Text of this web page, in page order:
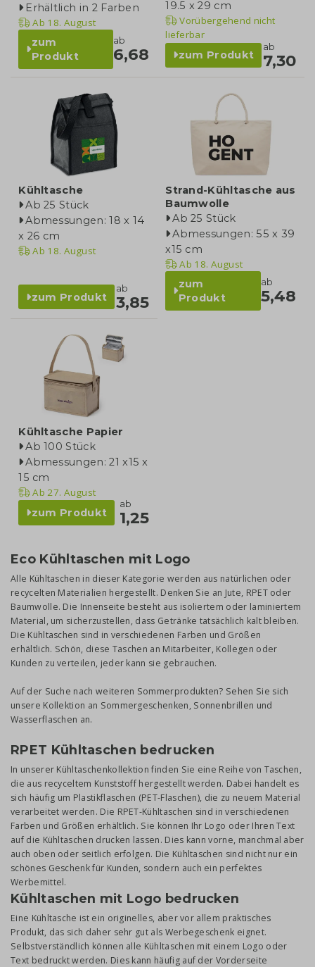
Erhältlich in 2 Farben
Ab 18. August
zum
Produkt
ab
6,68
19.5 x 29 cm
Vorübergehend nicht
lieferbar
zum Produkt
ab
7,30
Kühltasche
Ab 25 Stück
Abmessungen: 18 x 14
x 26 cm
Ab 18. August
zum Produkt
ab
3,85
Strand-Kühltasche aus
Baumwolle
Ab 25 Stück
Abmessungen: 55 x 39
x15 cm
Ab 18. August
zum
Produkt
ab
5,48
Kühltasche Papier
Ab 100 Stück
Abmessungen: 21 x15 x
15 cm
Ab 27. August
zum Produkt
ab
1,25
Eco Kühltaschen mit Logo
Alle Kühltaschen in dieser Kategorie werden aus natürlichen oder
recycelten Materialien hergestellt. Denken Sie an Jute, RPET oder
Baumwolle. Die Innenseite besteht aus isoliertem oder laminiertem
Material, um sicherzustellen, dass Getränke tatsächlich kalt bleiben.
Die Kühltaschen sind in verschiedenen Farben und Größen
erhältlich. Schön, diese Taschen an Mitarbeiter, Kollegen oder
Kunden zu verteilen, jeder kann sie gebrauchen.
Auf der Suche nach weiteren Sommerprodukten? Sehen Sie sich
unsere Kollektion an Sommergeschenken, Sonnenbrillen und
Wasserflaschen an.
RPET Kühltaschen bedrucken
In unserer Kühltaschenkollektion finden Sie eine Reihe von Taschen,
die aus recyceltem Kunststoff hergestellt werden. Dabei handelt es
sich häufig um Plastikflaschen (PET-Flaschen), die zu neuem Material
verarbeitet werden. Die RPET-Kühltaschen sind in verschiedenen
Farben und Größen erhältlich. Sie können Ihr Logo oder Ihren Text
auf die Kühltaschen drucken lassen. Dies kann vorne, manchmal aber
auch oben oder seitlich erfolgen. Die Kühltaschen sind nicht nur ein
schönes Geschenk für Kunden, sondern auch ein perfektes
Werbemittel.
Kühltaschen mit Logo bedrucken
Eine Kühltasche ist ein originelles, aber vor allem praktisches
Produkt, das sich daher sehr gut als Werbegeschenk eignet.
Selbstverständlich können alle Kühltaschen mit einem Logo oder
Text bedruckt werden. Dies kann häufig auf der Vorderseite